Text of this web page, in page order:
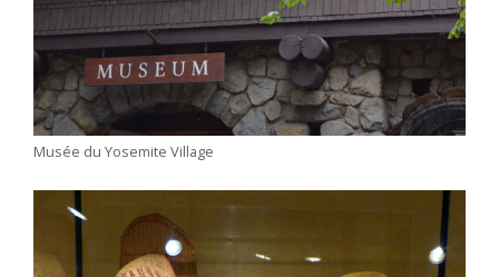
Musée du Yosemite Village